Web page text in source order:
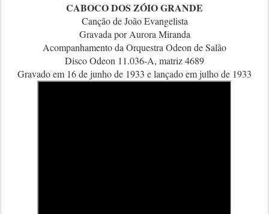
CABOCO DOS ZÓIO GRANDE
Canção de João Evangelista
Gravada por Aurora Miranda
Acompanhamento da Orquestra Odeon de Salão
Disco Odeon 11.036-A, matriz 4689
Gravado em 16 de junho de 1933 e lançado em julho de 1933